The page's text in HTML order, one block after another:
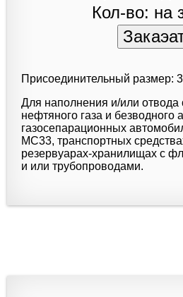
Кол-во: на
Присоединительный размер: 3
Для наполнения и/или отвода
нефтяного газа и безводного
газосепарационных
МС33, транспортных
резервуарах-хранилищах с
и или трубопроводами.